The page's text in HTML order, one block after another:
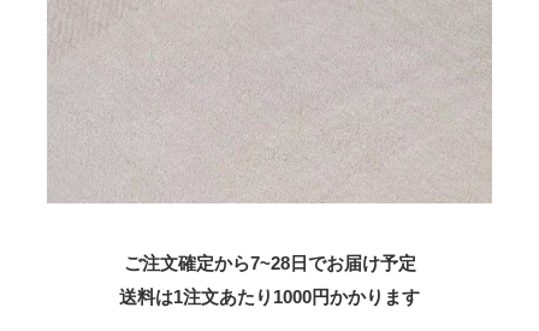
ご注文確定から7~28日でお届け予定
送料は1注文あたり 1000円かかります